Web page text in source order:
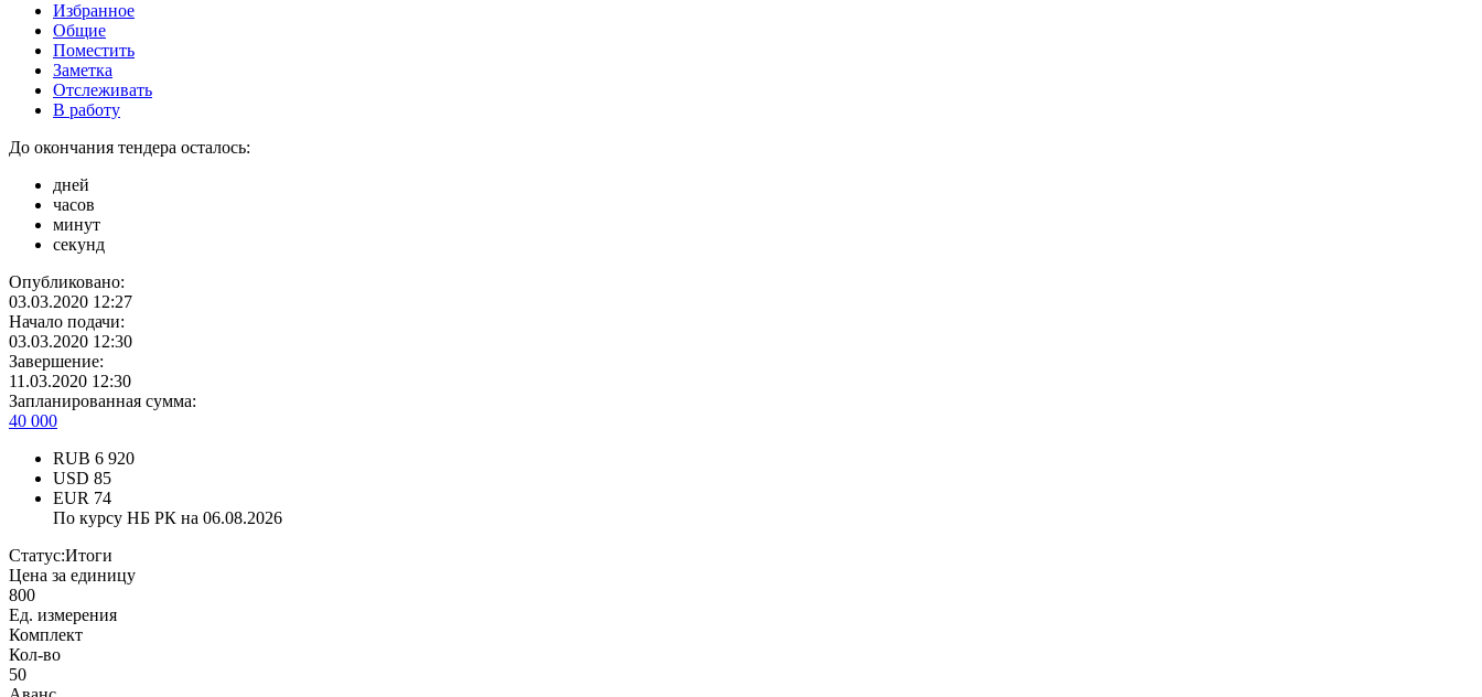
Избранное
Общие
Поместить
Заметка
Отслеживать
В работу
До окончания тендера осталось:
дней
часов
минут
секунд
Опубликовано:
03.03.2020 12:27
Начало подачи:
03.03.2020 12:30
Завершение:
11.03.2020 12:30
Запланированная сумма:
40 000
RUB 6 920
USD 85
EUR 74
По курсу НБ РК на 06.08.2026
Статус:Итоги
Цена за единицу
800
Ед. измерения
Комплект
Кол-во
50